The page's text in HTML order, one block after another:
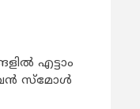
എട്ടാം
സ്മോൾ